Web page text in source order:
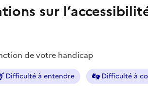
sur
de votre handicap
Difficulté à entendre Difficulté à